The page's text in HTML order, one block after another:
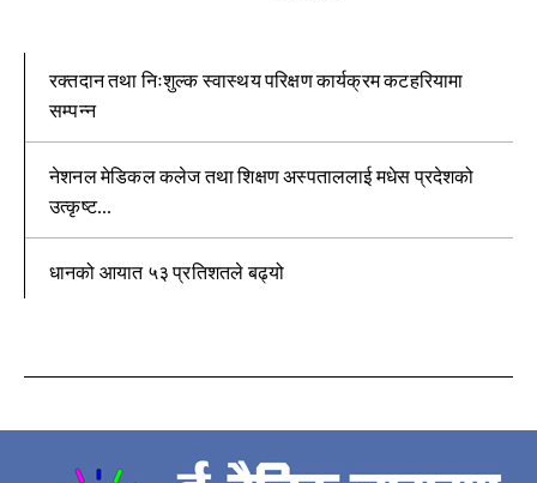
रक्तदान तथा निःशुल्क स्वास्थय परिक्षण कार्यक्रम कटहरियामा
सम्पन्न
नेशनल मेडिकल कलेज तथा शिक्षण अस्पताललाई मधेस प्रदेशको
उत्कृष्ट...
धानको आयात ५३ प्रतिशतले बढ्यो